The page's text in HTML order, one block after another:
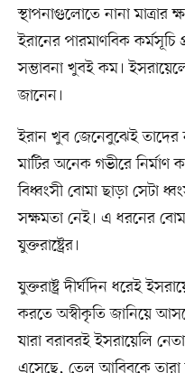
স্থাপনাগুলোতে নানা মাত্রার
ইরানের পারমাণবিক
সম্ভাবনা খুবই কম।
জানেন।
ইরান খুব জেনেবুঝেই তাদের
মাটির অনেক গভীরে নির্মাণ
বিধ্বংসী বোমা ছাড়া সেটা
সক্ষমতা নেই। এ ধরনের
যুক্তরাষ্ট্রের।
যুক্তরাষ্ট্র দীর্ঘদিন ধরেই
করতে অস্বীকৃতি জানিয়ে
যারা বরাবরই ইসরায়েলি